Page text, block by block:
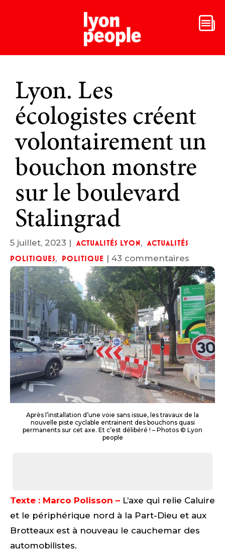
Lyon. Les
écologistes créent
volontairement un
bouchon monstre
sur le boulevard
Stalingrad
5 juillet, 2023 | ACTUALITÉS LYON, ACTUALITÉS
POLITIQUES, POLITIQUE | 43 commentaires
Après l’installation d’une voie sans issue, les travaux de la
nouvelle piste cyclable entrainent des bouchons quasi
permanents sur cet axe. Et c’est délibéré ! – Photos © Lyon
people
Texte : Marco Polisson – L’axe qui relie Caluire
et le périphérique nord à la Part-Dieu et aux
Brotteaux est à nouveau le cauchemar des
automobilistes.